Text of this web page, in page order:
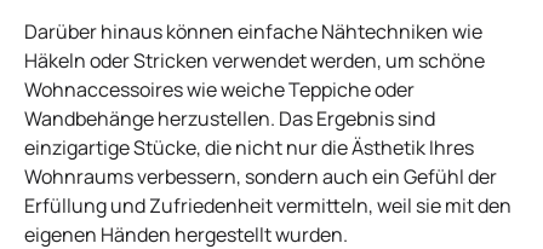
Darüber hinaus können einfache Nähtechniken wie
Häkeln oder Stricken verwendet werden, um schöne
Wohnaccessoires wie weiche Teppiche oder
Wandbehänge herzustellen. Das Ergebnis sind
einzigartige Stücke, die nicht nur die Ästhetik Ihres
Wohnraums verbessern, sondern auch ein Gefühl der
Erfüllung und Zufriedenheit vermitteln, weil sie mit den
eigenen Händen hergestellt wurden.